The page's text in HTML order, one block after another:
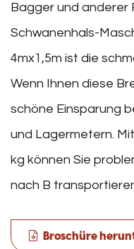
Bagger und anderer
Schwanenhals-
4mx1,5m ist die
Wenn Ihnen diese
schöne Einsparung
und Lagermetern.
kg können Sie
nach B
Broschüre